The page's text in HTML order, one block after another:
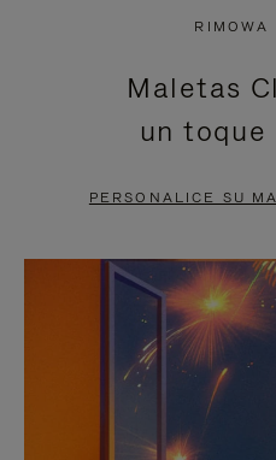
PAUSADO,
PULSE
PARA
ESTÁ
PULSE
RIMOWA
Maletas
un toque
PERSONALICE SU